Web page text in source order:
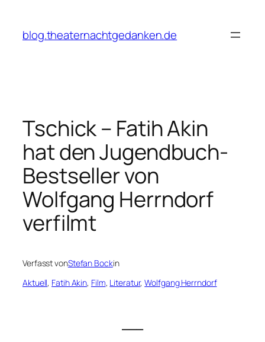
springen
blog.theaternachtgedanken.de
Tschick – Fatih Akin
hat den Jugendbuch-
Bestseller von
Wolfgang Herrndorf
verfilmt
Verfasst vonStefan Bockin
Aktuell, Fatih Akin, Film, Literatur, Wolfgang Herrndorf